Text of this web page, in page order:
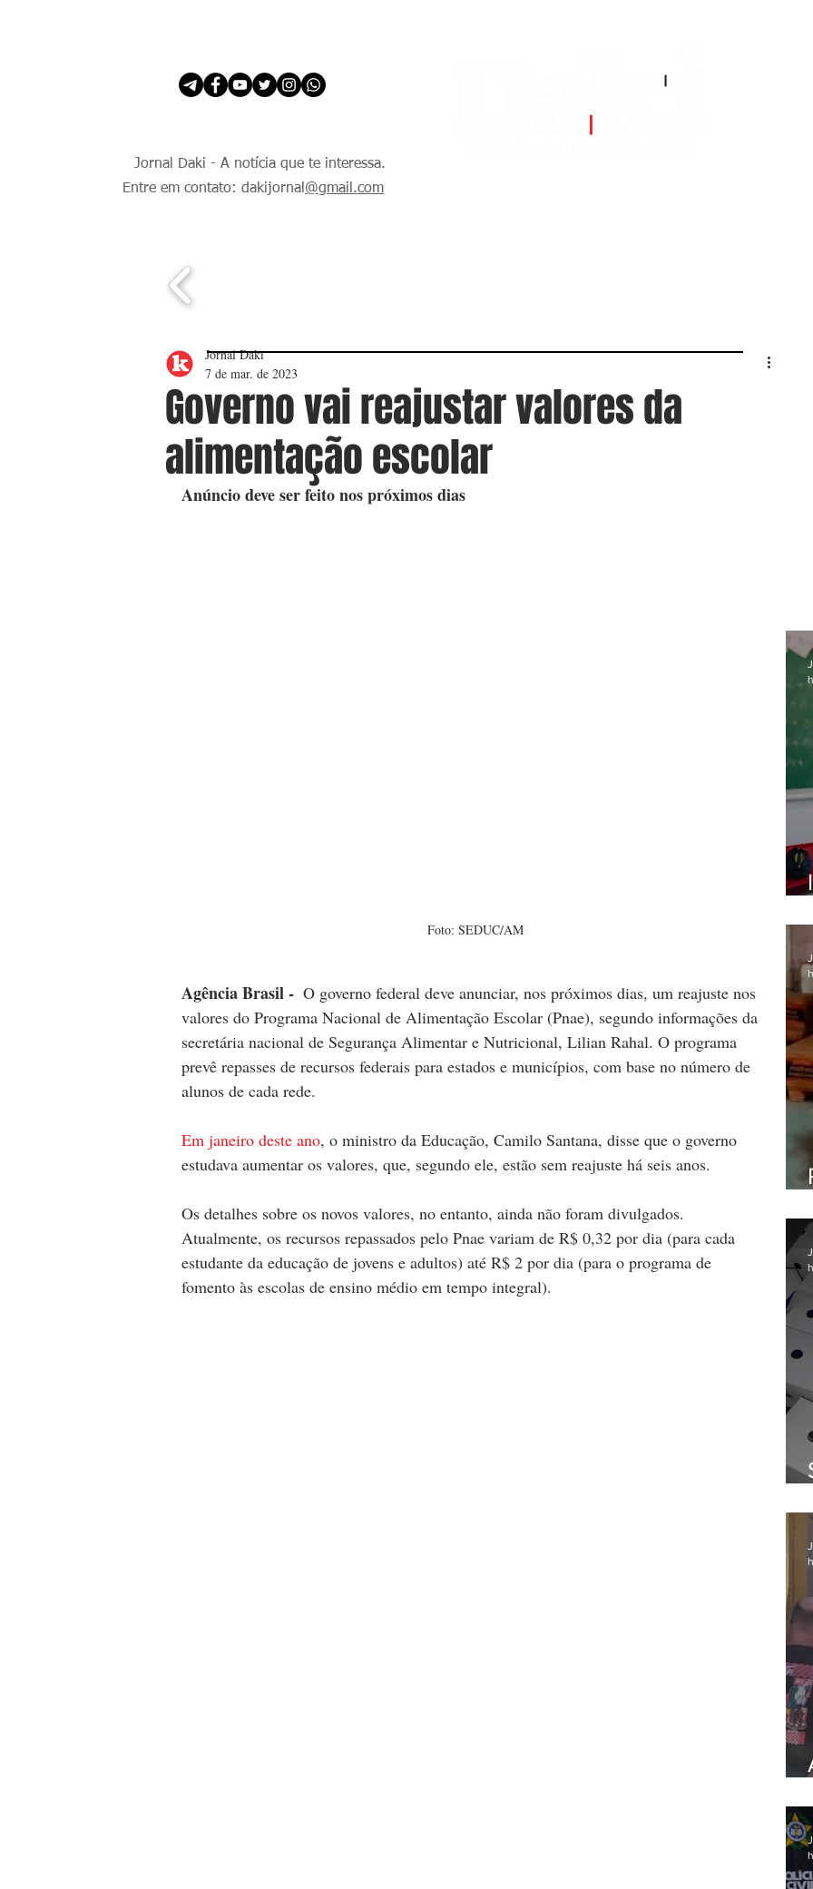
Jornal Daki - A notícia que te interessa.
Entre em contato: dakijornal @gmail.com
Governo vai reajustar valores da
alimentação escolar
Jornal Daki
7 de mar. de 2023
Anúncio deve ser feito nos próximos dias
Foto: SEDUC/AM
Agência Brasil - O governo federal deve anunciar, nos próximos dias, um reajuste nos
valores do Programa Nacional de Alimentação Escolar (Pnae), segundo informações da
secretária nacional de Segurança Alimentar e Nutricional, Lilian Rahal. O programa
prevê repasses de recursos federais para estados e municípios, com base no número de
alunos de cada rede.
Em janeiro deste ano, o ministro da Educação, Camilo Santana, disse que o governo
estudava aumentar os valores, que, segundo ele, estão sem reajuste há seis anos.
Os detalhes sobre os novos valores, no entanto, ainda não foram divulgados.
Atualmente, os recursos repassados pelo Pnae variam de R$ 0,32 por dia (para cada
estudante da educação de jovens e adultos) até R$ 2 por dia (para o programa de
fomento às escolas de ensino médio em tempo integral).